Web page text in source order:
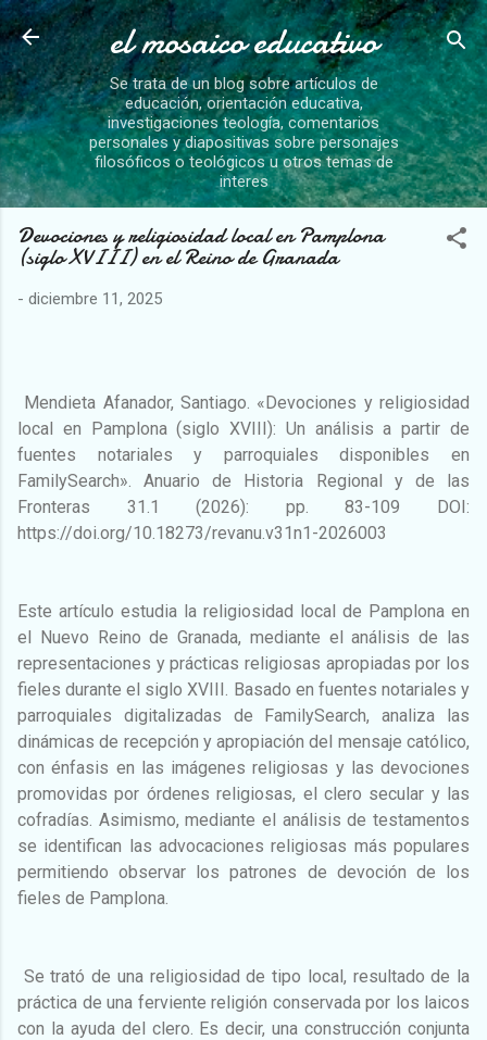
Ir al contenido principal
el mosaico educativo
Se trata de un blog sobre artículos de
educación, orientación educativa,
investigaciones teología, comentarios
personales y diapositivas sobre personajes
filosóficos o teológicos u otros temas de
interes
Devociones y religiosidad local en Pamplona
(siglo XVIII) en el Reino de Granada
- diciembre 11, 2025
Mendieta Afanador, Santiago. «Devociones y religiosidad
local en Pamplona (siglo XVIII): Un análisis a partir de
fuentes notariales y parroquiales disponibles en
FamilySearch». Anuario de Historia Regional y de las
Fronteras 31.1 (2026): pp. 83-109 DOI:
https://doi.org/10.18273/revanu.v31n1-2026003
Este artículo estudia la religiosidad local de Pamplona en
el Nuevo Reino de Granada, mediante el análisis de las
representaciones y prácticas religiosas apropiadas por los
fieles durante el siglo XVIII. Basado en fuentes notariales y
parroquiales digitalizadas de FamilySearch, analiza las
dinámicas de recepción y apropiación del mensaje católico,
con énfasis en las imágenes religiosas y las devociones
promovidas por órdenes religiosas, el clero secular y las
cofradías. Asimismo, mediante el análisis de testamentos
se identifican las advocaciones religiosas más populares
permitiendo observar los patrones de devoción de los
fieles de Pamplona.
Se trató de una religiosidad de tipo local, resultado de la
práctica de una ferviente religión conservada por los laicos
con la ayuda del clero. Es decir, una construcción conjunta